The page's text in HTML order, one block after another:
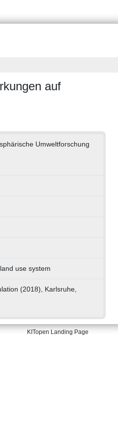
auf
Umweltforschung
use system
(2018), Karlsruhe,
KITopen Landing Page